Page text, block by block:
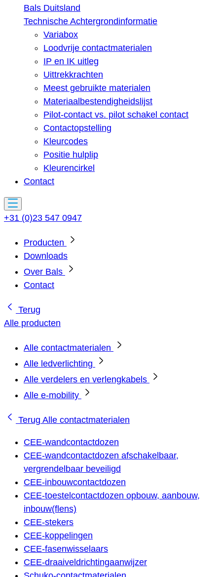
Bals Duitsland
Technische Achtergrondinformatie
Variabox
Loodvrije contactmaterialen
IP en IK uitleg
Uittrekkrachten
Meest gebruikte materialen
Materiaalbestendigheidslijst
Pilot-contact vs. pilot schakel contact
Contactopstelling
Kleurcodes
Positie hulplip
Kleurencirkel
Contact
+31 (0)23 547 0947
Producten
Downloads
Over Bals
Contact
Terug
Alle producten
Alle contactmaterialen
Alle ledverlichting
Alle verdelers en verlengkabels
Alle e-mobility
Terug Alle contactmaterialen
CEE-wandcontactdozen
CEE-wandcontactdozen afschakelbaar,
vergrendelbaar beveiligd
CEE-inbouwcontactdozen
CEE-toestelcontactdozen opbouw, aanbouw,
inbouw(flens)
CEE-stekers
CEE-koppelingen
CEE-fasenwisselaars
CEE-draaiveldrichtingaanwijzer